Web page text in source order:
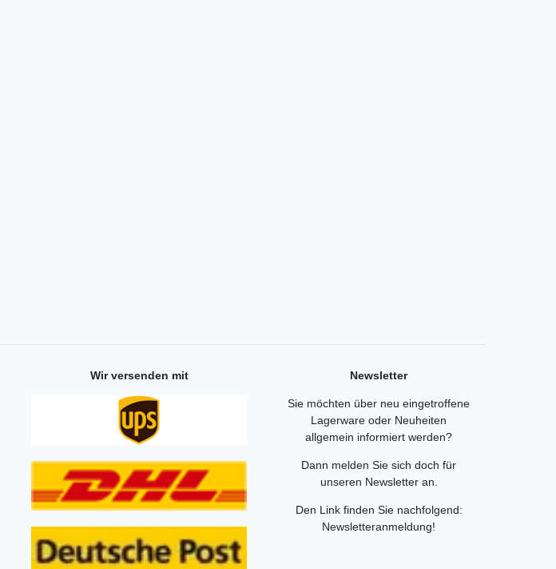
Wir versenden mit Newsletter
Sie möchten über neu eingetroffene
Lagerware oder Neuheiten
allgemein informiert werden?
Dann melden Sie sich doch für
unseren Newsletter an.
Den Link finden Sie nachfolgend:
Newsletteranmeldung!